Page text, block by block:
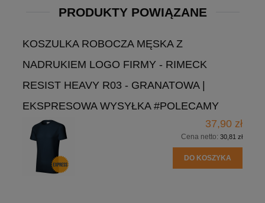
PRODUKTY POWIĄZANE
KOSZULKA ROBOCZA MĘSKA Z
NADRUKIEM LOGO FIRMY - RIMECK
RESIST HEAVY R03 - GRANATOWA |
EKSPRESOWA WYSYŁKA #POLECAMY
37,90 zł
Cena netto: 30,81 zł
DO KOSZYKA